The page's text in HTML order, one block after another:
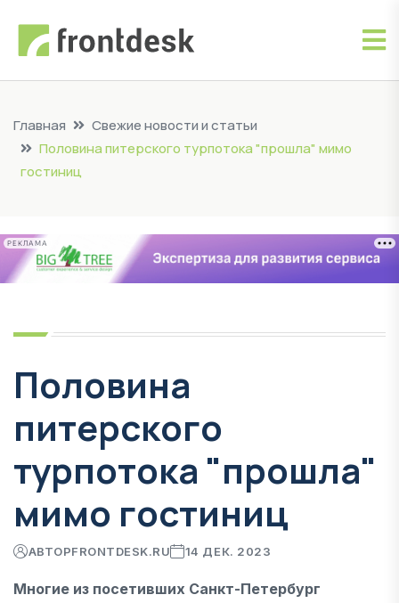
Главная
Свежие новости и статьи
Половина питерского турпотока "прошла" мимо
гостиниц
РЕКЛАМА
Половина
питерского
турпотока "прошла"
мимо гостиниц
АВТОРFRONTDESK.RU 14 ДЕК. 2023
Многие из посетивших Санкт-Петербург